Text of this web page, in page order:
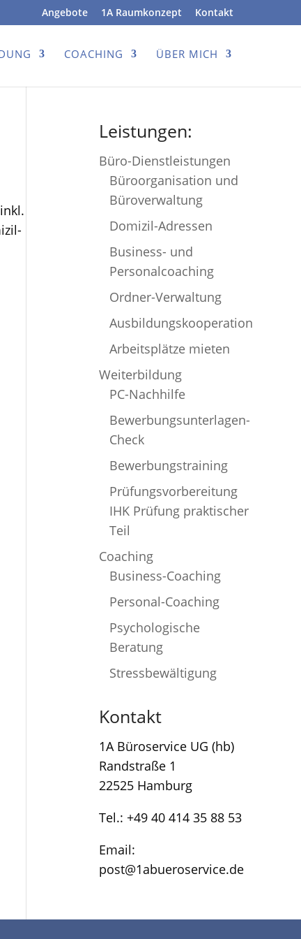
Angebote 1A Raumkonzept Kontakt
COACHING ÜBER MICH
Leistungen:
Büro-Dienstleistungen
Büroorganisation und
Büroverwaltung
Domizil-Adressen
Business- und
Personalcoaching
Ordner-Verwaltung
Ausbildungskooperation
Arbeitsplätze mieten
Weiterbildung
PC-Nachhilfe
Bewerbungsunterlagen-
Check
Bewerbungstraining
Prüfungsvorbereitung
IHK Prüfung praktischer
Teil
Coaching
Business-Coaching
Personal-Coaching
Psychologische
Beratung
Stressbewältigung
Kontakt
1A Büroservice UG (hb)
Randstraße 1
22525 Hamburg
Tel.: +49 40 414 35 88 53
Email:
post@1abueroservice.de